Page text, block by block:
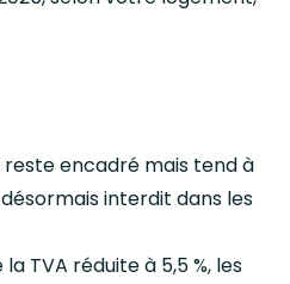
reste encadré mais tend à
interdit dans les
TVA réduite à 5,5 %, les